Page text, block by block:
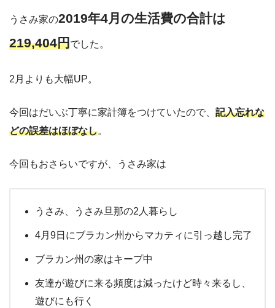
うさみ家の2019年4月の生活費の合計は
219,404円でした。
2月よりも大幅UP。
今回はだいぶ丁寧に家計簿をつけていたので、 記入忘れな
どの誤差はほぼなし。
今回もおさらいですが、うさみ家は
うさみ、うさみ旦那の2人暮らし
4月9日にブラカン州からマカティに引っ越し完了
ブラカン州の家はキープ中
友達が遊びに来る頻度は減ったけど時々来るし、
遊びにも行く